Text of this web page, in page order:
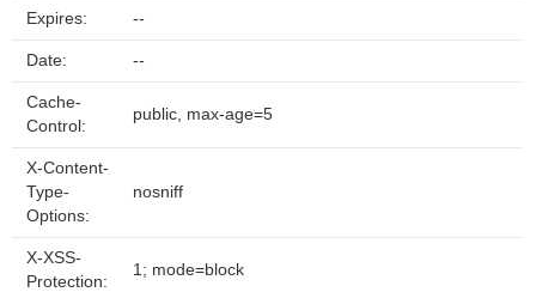
Expires: --
Date: --
Cache-
Control:
public, max-age=5
X-Content-
Type-
Options:
nosniff
X-XSS-
Protection:
1; mode=block